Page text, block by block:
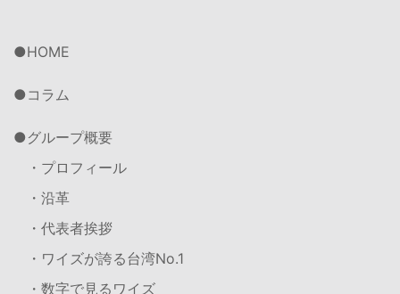
HOME
コラム
グループ概要
・プロフィール
・沿革
・代表者挨拶
・ワイズが誇る台湾No.1
・数字で見るワイズ